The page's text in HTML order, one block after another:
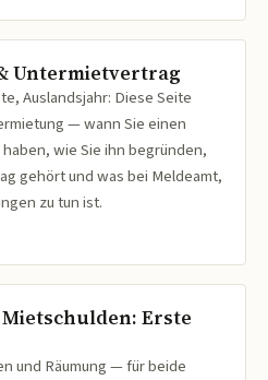
Untermietvertrag
Auslandsjahr: Diese Seite
— wann Sie einen
wie Sie ihn begründen,
gehört und was bei Meldeamt,
zu tun ist.
Erste
und Räumung — für beide